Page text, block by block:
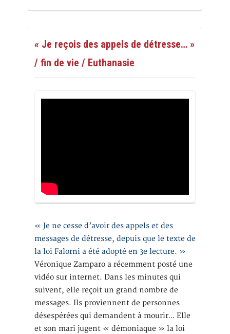
« Je reçois des appels de détresse… »
/ fin de vie / Euthanasie
« Je ne cesse d’avoir des appels et des
messages de détresse, depuis que le texte de
la loi Falorni a été adopté en 3e lecture. »
Véronique Zamparo a récemment posté une
vidéo sur internet. Dans les minutes qui
suivent, elle reçoit un grand nombre de
messages. Ils proviennent de personnes
désespérées qui demandent à mourir… Elle
et son mari jugent « démoniaque » la loi